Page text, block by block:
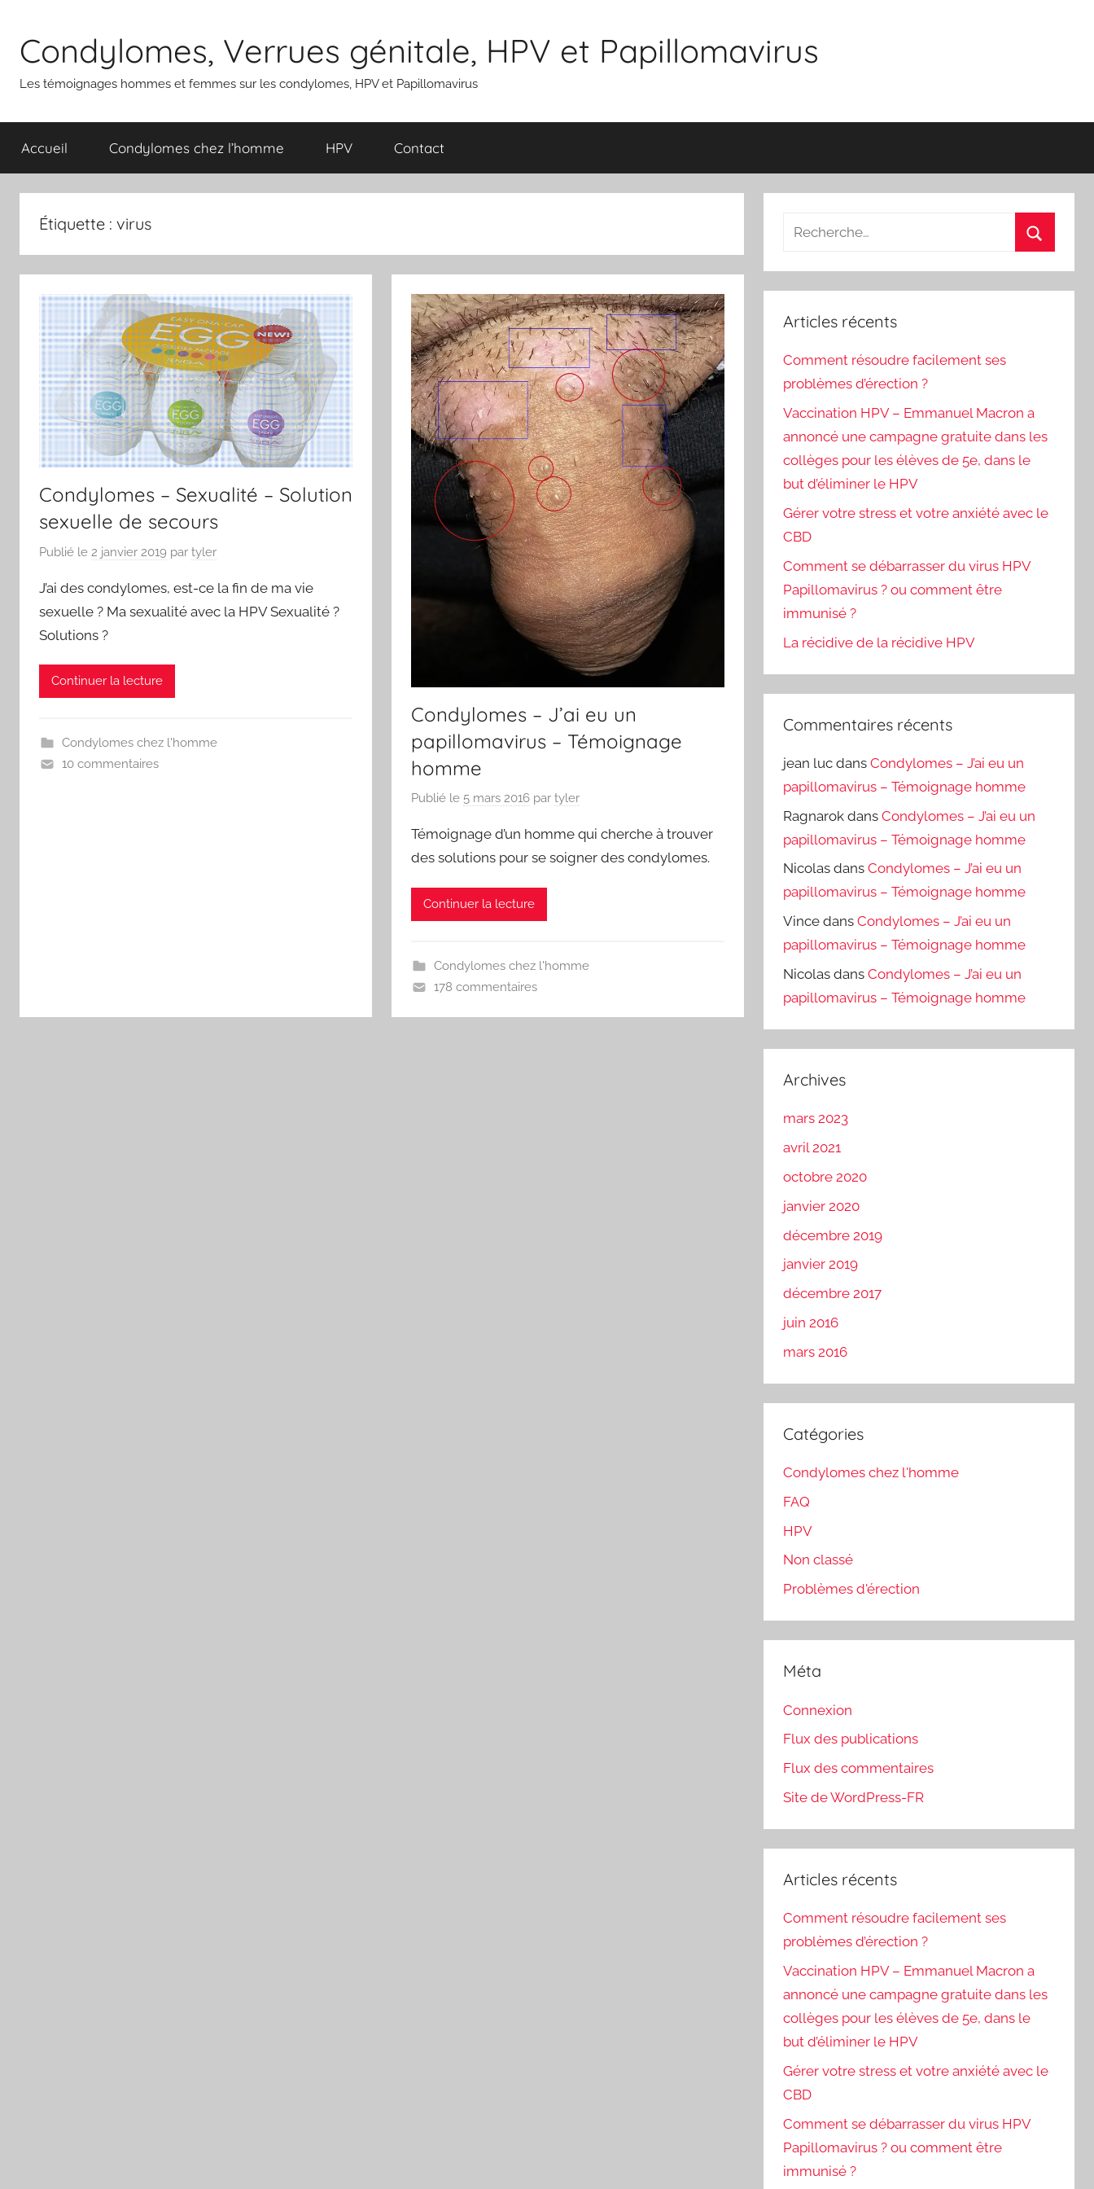
contenu
Condylomes, Verrues génitale, HPV et Papillomavirus
Les témoignages hommes et femmes sur les condylomes, HPV et Papillomavirus
Accueil Condylomes chez l’homme HPV Contact
Étiquette : virus
Condylomes – Sexualité – Solution
sexuelle de secours
Publié le 2 janvier 2019 par tyler
J’ai des condylomes, est-ce la fin de ma vie
sexuelle ? Ma sexualité avec la HPV Sexualité ?
Solutions ?
Continuer la lecture
Condylomes chez l'homme
10 commentaires
Condylomes – J’ai eu un
papillomavirus – Témoignage
homme
Publié le 5 mars 2016 partyler
Témoignage d’un homme qui cherche à trouver
des solutions pour se soigner des condylomes.
Continuer la lecture
Condylomes chez l'homme
178 commentaires
Recherche
:
Articles récents
Comment résoudre facilement ses
problèmes d’érection ?
Vaccination HPV – Emmanuel Macron a
annoncé une campagne gratuite dans les
collèges pour les élèves de 5e, dans le
but d’éliminer le HPV
Gérer votre stress et votre anxiété avec le
CBD
Comment se débarrasser du virus HPV
Papillomavirus ? ou comment être
immunisé ?
La récidive de la récidive HPV
Commentaires récents
jean luc dansCondylomes – J’ai eu un
papillomavirus – Témoignage homme
Ragnarok dansCondylomes – J’ai eu un
papillomavirus – Témoignage homme
Nicolas dansCondylomes – J’ai eu un
papillomavirus – Témoignage homme
Vince dansCondylomes – J’ai eu un
papillomavirus – Témoignage homme
Nicolas dansCondylomes – J’ai eu un
papillomavirus – Témoignage homme
Archives
mars 2023
avril 2021
octobre 2020
janvier 2020
décembre 2019
janvier 2019
décembre 2017
juin 2016
mars 2016
Catégories
Condylomes chez l'homme
FAQ
HPV
Non classé
Problèmes d'érection
Méta
Connexion
Flux des publications
Flux des commentaires
Site de WordPress-FR
Articles récents
Comment résoudre facilement ses
problèmes d’érection ?
Vaccination HPV – Emmanuel Macron a
annoncé une campagne gratuite dans les
collèges pour les élèves de 5e, dans le
but d’éliminer le HPV
Gérer votre stress et votre anxiété avec le
CBD
Comment se débarrasser du virus HPV
Papillomavirus ? ou comment être
immunisé ?